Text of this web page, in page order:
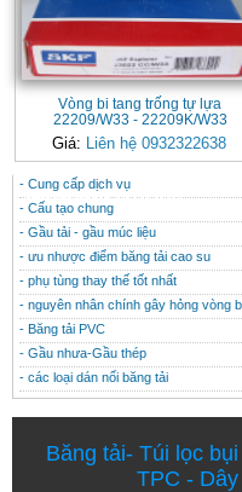
Vòng bi tang trống tự lựa
22209/W33 - 22209K/W33
Giá: Liên hệ 0932322638
CONTACT
THÔNG TIN HỮU ÍCH
- Cung cấp dịch vụ
- Cấu tạo chung
- Gầu tải - gầu múc liệu
- ưu nhược điểm băng tải cao su
- phụ tùng thay thế tốt nhất
- nguyên nhân chính gây hỏng vòng
- Băng tải PVC
- Gầu nhưa-Gầu thép
- các loại dán nối băng tải
Băng tải- Túi lọc bụi
TPC -